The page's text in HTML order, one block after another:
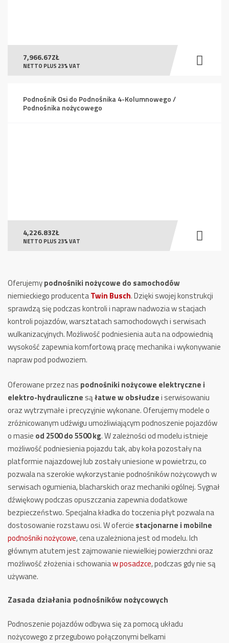
7,966.67ZŁ
NETTO PLUS 23% VAT
Podnośnik Osi do Podnośnika 4-Kolumnowego /
Podnośnika nożycowego
4,226.83ZŁ
NETTO PLUS 23% VAT
Oferujemypodnośniki nożycowe do samochodów
niemieckiego producentaTwin Busch. Dzięki swojej konstrukcji
sprawdzą się podczas kontroli i napraw nadwozia w stacjach
kontroli pojazdów, warsztatach samochodowych i serwisach
wulkanizacyjnych. Możliwość podniesienia auta na odpowiednią
wysokość zapewnia komfortową pracę mechanika i wykonywanie
napraw pod podwoziem.
Oferowane przez nas podnośniki nożycowe elektryczne i
elektro-hydrauliczne sąłatwe w obsłudzei serwisowaniu
oraz wytrzymałe i precyzyjnie wykonane. Oferujemy modele o
zróżnicowanym udźwigu umożliwiającym podnoszenie pojazdów
o masie od 2500 do 5500 kg. W zależności od modelu istnieje
możliwość podniesienia pojazdu tak, aby koła pozostały na
platformie najazdowej lub zostały uniesione w powietrzu, co
pozwala na szerokie wykorzystanie podnośników nożycowych w
serwisach ogumienia, blacharskich oraz mechaniki ogólnej. Sygnał
dźwiękowy podczas opuszczania zapewnia dodatkowe
bezpieczeństwo. Specjalna kładka do toczenia płyt pozwala na
dostosowanie rozstawu osi. W ofercie stacjonarne i mobilne
podnośniki nożycowe, cena uzależniona jest od modelu. Ich
głównym atutem jest zajmowanie niewielkiej powierzchni oraz
możliwość złożenia i schowaniaw posadzce, podczas gdy nie są
używane.
Zasada działania podnośników nożycowych
Podnoszenie pojazdów odbywa się za pomocą układu
nożycowego z przegubowo połączonymi belkami